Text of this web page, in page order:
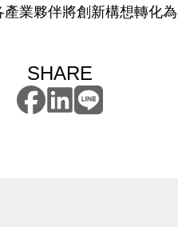
業夥伴將創新構想轉化
SHARE